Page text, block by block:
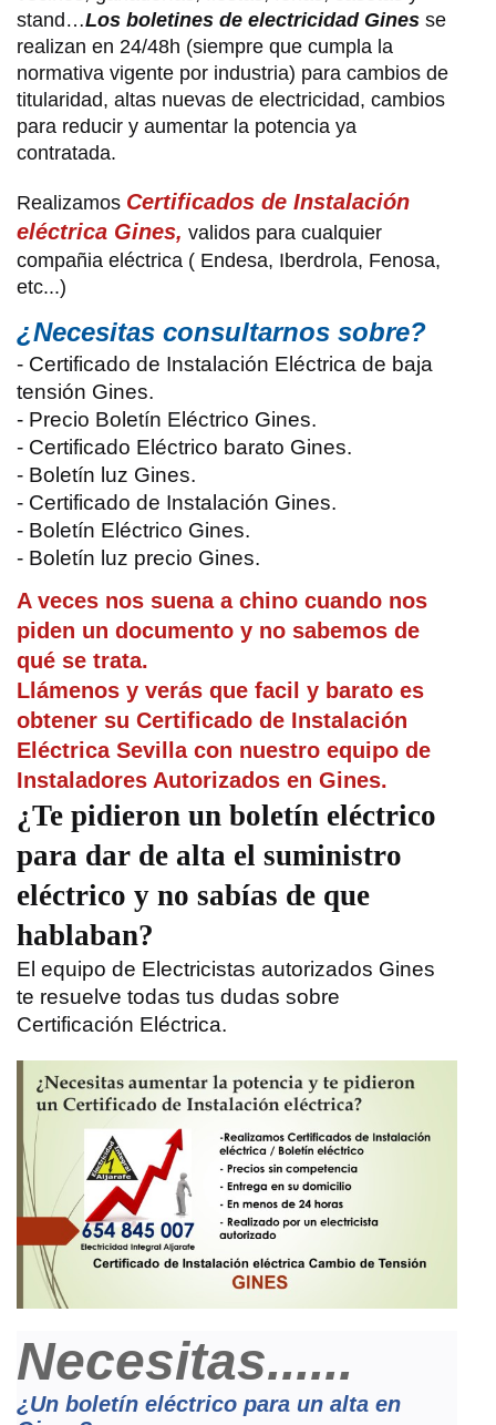
stand…Los boletines de electricidad Gines se
realizan en 24/48h (siempre que cumpla la
normativa vigente por industria) para cambios de
titularidad, altas nuevas de electricidad, cambios
para reducir y aumentar la potencia ya
contratada.
Realizamos Certificados de Instalación
eléctrica Gines, validos para cualquier
compañia eléctrica ( Endesa, Iberdrola, Fenosa,
etc...)
¿Necesitas consultarnos sobre?
- Certificado de Instalación Eléctrica de baja
tensión Gines.
- Precio Boletín Eléctrico Gines.
- Certificado Eléctrico barato Gines.
- Boletín luz Gines.
- Certificado de Instalación Gines.
- Boletín Eléctrico Gines.
- Boletín luz precio Gines.
A veces nos suena a chino cuando nos
piden un documento y no sabemos de
qué se trata.
Llámenos y verás que facil y barato es
obtener su Certificado de Instalación
Eléctrica Sevilla con nuestro equipo de
Instaladores Autorizados en Gines.
¿Te pidieron un boletín eléctrico
para dar de alta el suministro
eléctrico y no sabías de que
hablaban?
El equipo de Electricistas autorizados Gines
te resuelve todas tus dudas sobre
Certificación Eléctrica.
Necesitas......
¿Un boletín eléctrico para un alta en